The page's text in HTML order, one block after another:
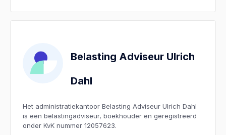
Belasting Adviseur Ulrich
Dahl
Het administratiekantoor Belasting Adviseur Ulrich Dahl
is een belastingadviseur, boekhouder en geregistreerd
onder KvK nummer 12057623.